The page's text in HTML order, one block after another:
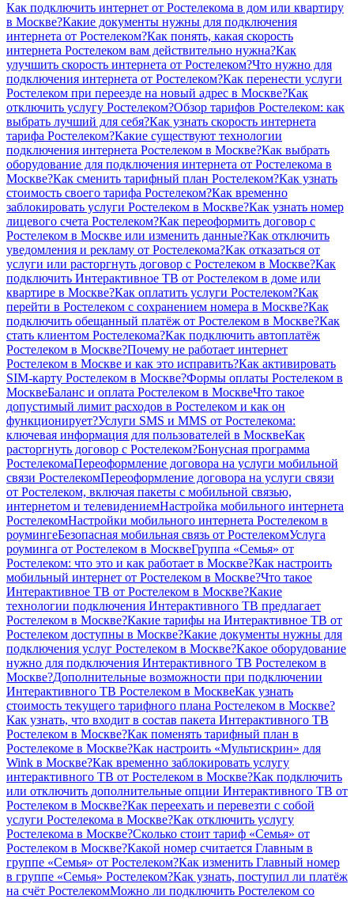
Как подключить интернет от Ростелекома в дом или квартиру
в Москве?Какие документы нужны для подключения
интернета от Ростелеком?Как понять, какая скорость
интернета Ростелеком вам действительно нужна?Как
улучшить скорость интернета от Ростелеком?Что нужно для
подключения интернета от Ростелеком?Как перенести услуги
Ростелеком при переезде на новый адрес в Москве?Как
отключить услугу Ростелеком?Обзор тарифов Ростелеком: как
выбрать лучший для себя?Как узнать скорость интернета
тарифа Ростелеком?Какие существуют технологии
подключения интернета Ростелеком в Москве?Как выбрать
оборудование для подключения интернета от Ростелекома в
Москве?Как сменить тарифный план Ростелеком?Как узнать
стоимость своего тарифа Ростелеком?Как временно
заблокировать услуги Ростелеком в Москве?Как узнать номер
лицевого счета Ростелеком?Как переоформить договор с
Ростелеком в Москве или изменить данные?Как отключить
уведомления и рекламу от Ростелекома?Как отказаться от
услуги или расторгнуть договор с Ростелеком в Москве?Как
подключить Интерактивное ТВ от Ростелеком в доме или
квартире в Москве?Как оплатить услуги Ростелеком?Как
перейти в Ростелеком с сохранением номера в Москве?Как
подключить обещанный платёж от Ростелеком в Москве?Как
стать клиентом Ростелекома?Как подключить автоплатёж
Ростелеком в Москве?Почему не работает интернет
Ростелеком в Москве и как это исправить?Как активировать
SIM-карту Ростелеком в Москве?Формы оплаты Ростелеком в
МосквеБаланс и оплата Ростелеком в МосквеЧто такое
допустимый лимит расходов в Ростелеком и как он
функционирует?Услуги SMS и MMS от Ростелекома:
ключевая информация для пользователей в МосквеКак
расторгнуть договор с Ростелеком?Бонусная программа
РостелекомаПереоформление договора на услуги мобильной
связи РостелекомПереоформление договора на услуги связи
от Ростелеком, включая пакеты с мобильной связью,
интернетом и телевидениемНастройка мобильного интернета
РостелекомНастройки мобильного интернета Ростелеком в
роумингеБезопасная мобильная связь от РостелекомУслуга
роуминга от Ростелеком в МосквеГруппа «Семья» от
Ростелеком: что это и как работает в Москве?Как настроить
мобильный интернет от Ростелеком в Москве?Что такое
Интерактивное ТВ от Ростелеком в Москве?Какие
технологии подключения Интерактивного ТВ предлагает
Ростелеком в Москве?Какие тарифы на Интерактивное ТВ от
Ростелеком доступны в Москве?Какие документы нужны для
подключения услуг Ростелеком в Москве?Какое оборудование
нужно для подключения Интерактивного ТВ Ростелеком в
Москве?Дополнительные возможности при подключении
Интерактивного ТВ Ростелеком в МосквеКак узнать
стоимость текущего тарифного плана Ростелеком в Москве?
Как узнать, что входит в состав пакета Интерактивного ТВ
Ростелеком в Москве?Как поменять тарифный план в
Ростелекоме в Москве?Как настроить «Мультискрин» для
Wink в Москве?Как временно заблокировать услугу
интерактивного ТВ от Ростелеком в Москве?Как подключить
или отключить дополнительные опции Интерактивного ТВ от
Ростелеком в Москве?Как переехать и перевезти с собой
услуги Ростелекома в Москве?Как отключить услугу
Ростелекома в Москве?Сколько стоит тариф «Семья» от
Ростелеком в Москве?Какой номер считается Главным в
группе «Семья» от Ростелеком?Как изменить Главный номер
в группе «Семья» Ростелеком?Как узнать, поступил ли платёж
на счёт РостелекомМожно ли подключить Ростелеком со